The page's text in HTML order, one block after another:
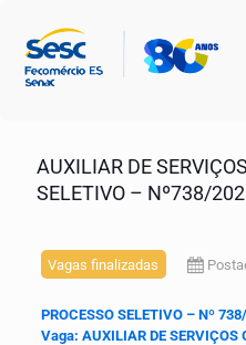
AUXILIAR DE
SELETIVO – Nº738/
Vagas finalizadas
PROCESSO SELETIVO – Nº
Vaga: AUXILIAR DE SERVIÇOS